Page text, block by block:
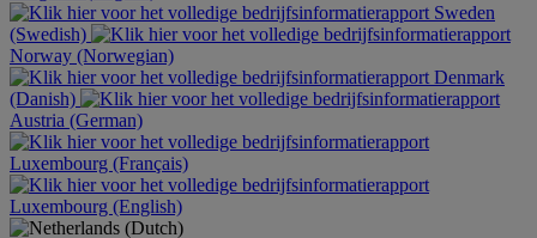
Sweden
(Swedish)
Norway (Norwegian)
Denmark
(Danish)
Austria (German)
Luxembourg (Français)
Luxembourg (English)